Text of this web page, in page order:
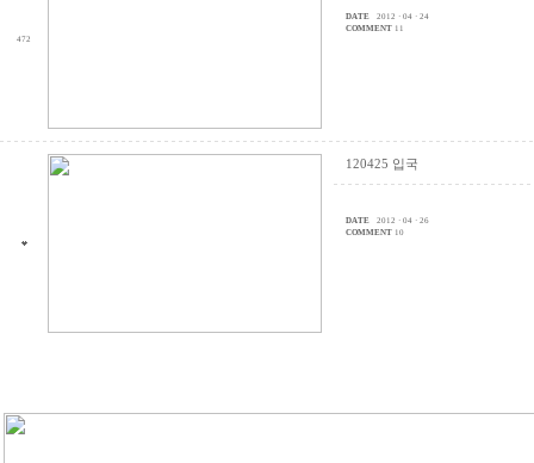
472
DATE
2012 · 04 · 24
COMMENT
120425 입국
DATE
2012 · 04 · 26
COMMENT 10